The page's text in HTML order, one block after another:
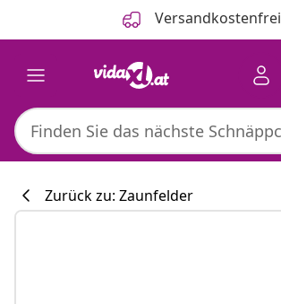
Versandkostenfrei
Zurück zu: Zaunfelder